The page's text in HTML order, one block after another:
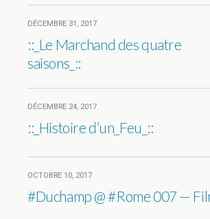
DÉCEMBRE 31, 2017
::_Le Marchand des quatre
saisons_::
DÉCEMBRE 24, 2017
::_Histoire d’un_Feu_::
OCTOBRE 10, 2017
#Duchamp @ #Rome 007 —